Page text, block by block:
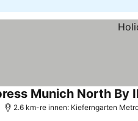
Munich North By
2.6 km-re innen: Kieferngarten